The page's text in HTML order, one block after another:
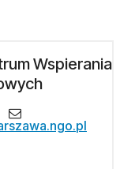
Wspierania